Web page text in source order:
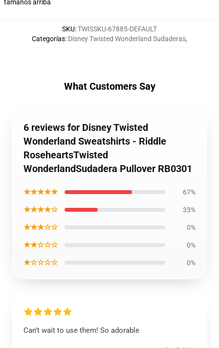
tamaños arriba
SKU:TWISSKU-67885-DEFAULT
Categorías: Disney Twisted Wonderland Sudaderas,
What Customers Say
6 reviews for Disney Twisted
Wonderland Sweatshirts - Riddle
RoseheartsTwisted
WonderlandSudadera Pullover RB0301
★★★★★ 67%
★★★★☆ 33%
★★★☆☆ 0%
★★☆☆☆ 0%
★☆☆☆☆ 0%
Can’t wait to use them! So adorable